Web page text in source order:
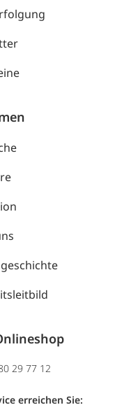
29 77 12
erreichen Sie: